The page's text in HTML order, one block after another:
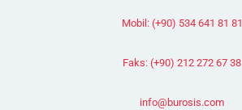
Mobil: (+90) 534 641 81 81
Faks: (+90) 212 272 67 38
info@burosis.com